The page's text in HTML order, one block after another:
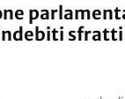
indebiti